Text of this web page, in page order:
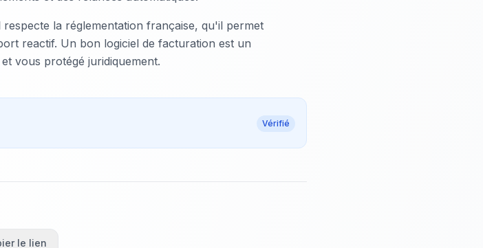
la réglementation française, qu'il permet
reactif. Un bon logiciel de facturation est un
vous protégé juridiquement.
Vérifié
le lien